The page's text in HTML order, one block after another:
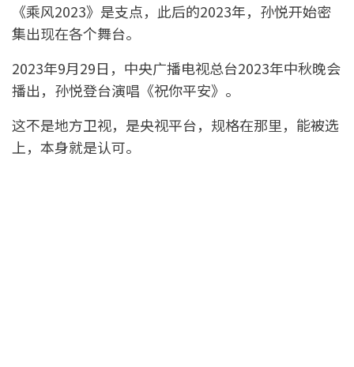
《乘风2023》是支点，此后的2023年，孙悦开始密
集出现在各个舞台。
2023年9月29日，中央广播电视总台2023年中秋晚会
播出，孙悦登台演唱《祝你平安》。
这不是地方卫视，是央视平台，规格在那里，能被选
上，本身就是认可。